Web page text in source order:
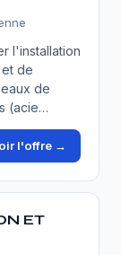
l'installation
de
de
(acie…
l'offre →
ET